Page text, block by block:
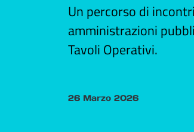
Un percorso di
amministrazioni
Tavoli Operativi.
26 Marzo 2026